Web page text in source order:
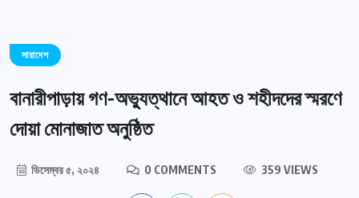
সারাদেশ
বানারীপাড়ায় গণ-অভ্যুত্থানে আহত ও শহীদদের স্মরণে
দোয়া মোনাজাত অনুষ্ঠিত
ডিসেম্বর ৫, ২০২৪ 0 COMMENTS 359 VIEWS